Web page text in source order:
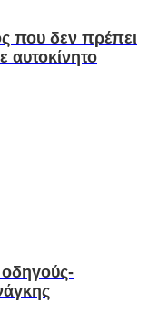
που δεν πρέπει
αυτοκίνητο
οδηγούς-